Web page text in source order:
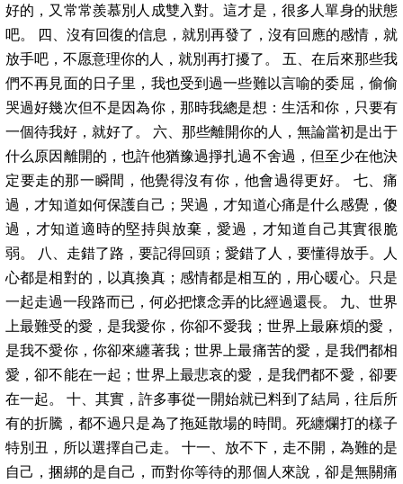
好的，又常常羨慕別人成雙入對。這才是，很多人單身的狀態
吧。 四、沒有回復的信息，就別再發了，沒有回應的感情，就
放手吧，不愿意理你的人，就別再打擾了。 五、在后來那些我
們不再見面的日子里，我也受到過一些難以言喻的委屈，偷偷
哭過好幾次但不是因為你，那時我總是想：生活和你，只要有
一個待我好，就好了。 六、那些離開你的人，無論當初是出于
什么原因離開的，也許他猶豫過掙扎過不舍過，但至少在他決
定要走的那一瞬間，他覺得沒有你，他會過得更好。 七、痛
過，才知道如何保護自己；哭過，才知道心痛是什么感覺，傻
過，才知道適時的堅持與放棄，愛過，才知道自己其實很脆
弱。 八、走錯了路，要記得回頭；愛錯了人，要懂得放手。人
心都是相對的，以真換真；感情都是相互的，用心暖心。只是
一起走過一段路而已，何必把懷念弄的比經過還長。 九、世界
上最難受的愛，是我愛你，你卻不愛我；世界上最麻煩的愛，
是我不愛你，你卻來纏著我；世界上最痛苦的愛，是我們都相
愛，卻不能在一起；世界上最悲哀的愛，是我們都不愛，卻要
在一起。 十、其實，許多事從一開始就已料到了結局，往后所
有的折騰，都不過只是為了拖延散場的時間。死纏爛打的樣子
特別丑，所以選擇自己走。 十一、放不下，走不開，為難的是
自己，捆綁的是自己，而對你等待的那個人來說，卻是無關痛